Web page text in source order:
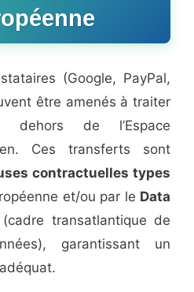
(Google, PayPal,
être amenés à traiter
de l’Espace
Ces transferts sont
contractuelles types
et/ou par le Data
transatlantique de
garantissant un